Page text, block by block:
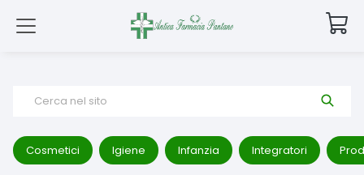
Cerca nel sito
Cosmetici Igiene Infanzia Integratori